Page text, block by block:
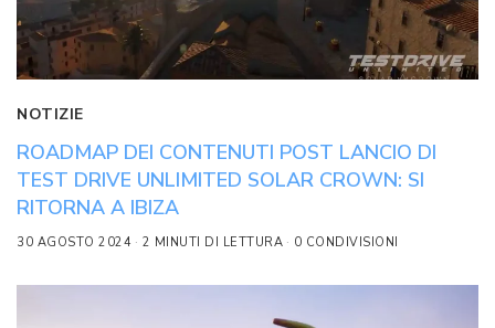
NOTIZIE
ROADMAP DEI CONTENUTI POST LANCIO DI
TEST DRIVE UNLIMITED SOLAR CROWN: SI
RITORNA A IBIZA
30 AGOSTO 2024 2 MINUTI DI LETTURA 0 CONDIVISIONI